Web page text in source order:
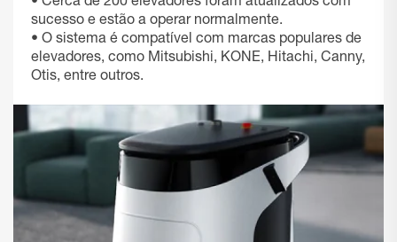
sucesso e estão a operar normalmente.
• O sistema é compatível com marcas populares de
elevadores, como Mitsubishi, KONE, Hitachi, Canny,
Otis, entre outros.